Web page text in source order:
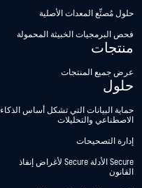
حلول مُصنِّع المعدات الأصلية
فحص البرمجيات الخبيثة المحمولة
منتجات
عرض جميع المنتجات
حلول
حماية البيانات التي تشكل أساس الذكاء
الاصطناعي والتحليلات
إدارة التصحيحات
Secure الأدلة Secure لأغراض إنفاذ
القانون